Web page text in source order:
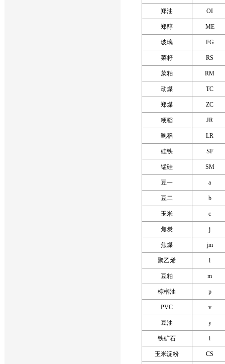
郑油 OI
郑醇 ME
玻璃 FG
菜籽 RS
菜粕 RM
动煤 TC
郑煤 ZC
粳稻 JR
晚稻 LR
硅铁 SF
锰硅 SM
豆一 a
豆二 b
玉米 c
焦炭 j
焦煤 jm
聚乙烯 l
豆粕 m
棕榈油 p
PVC v
豆油 y
铁矿石 i
玉米淀粉 CS